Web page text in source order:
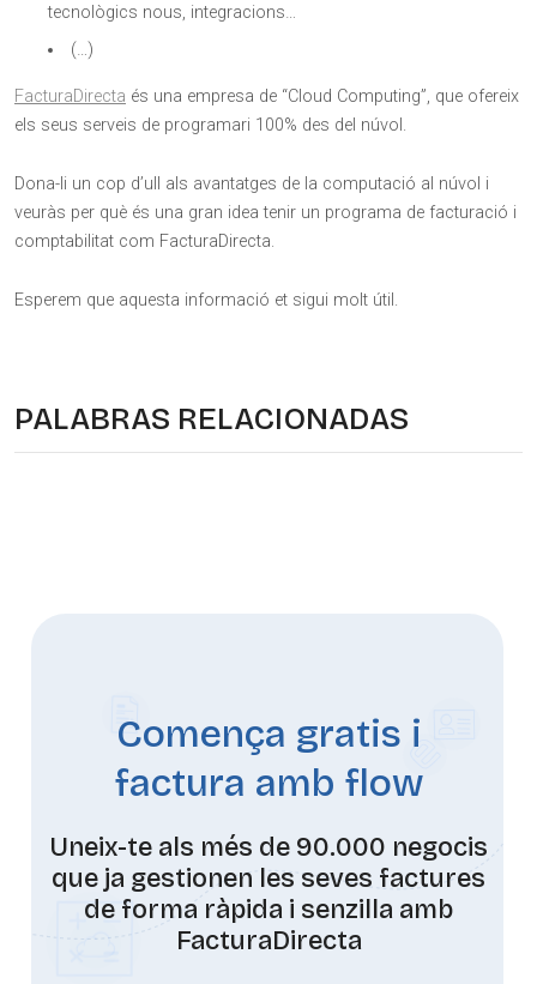
tecnològics nous, integracions…
(…)
FacturaDirecta és una empresa de “Cloud Computing”, que ofereix
els seus serveis de programari 100% des del núvol.
Dona-li un cop d’ull als avantatges de la computació al núvol i
veuràs per què és una gran idea tenir un programa de facturació i
comptabilitat com FacturaDirecta.
Esperem que aquesta informació et sigui molt útil.
PALABRAS RELACIONADAS
Comença gratis i
factura amb flow
Uneix-te als més de 90.000 negocis
que ja gestionen les seves factures
de forma ràpida i senzilla amb
FacturaDirecta